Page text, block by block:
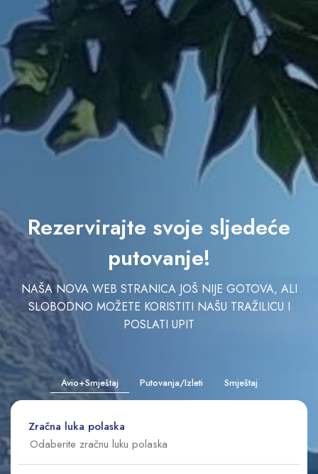
Rezervirajte svoje sljedeće
putovanje!
NAŠA NOVA WEB STRANICA JOŠ NIJE GOTOVA, ALI
SLOBODNO MOŽETE KORISTITI NAŠU TRAŽILICU I
POSLATI UPIT
Avio+Smještaj Putovanja/Izleti Smještaj
Zračna luka polaska